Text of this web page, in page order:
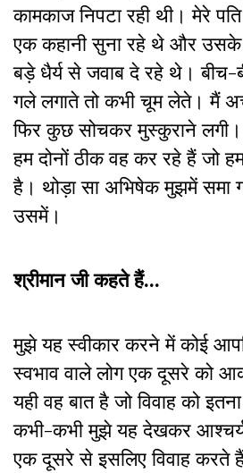
कामकाज निपटा रही थी। मेरे पति
एक कहानी सुना रहे थे और उसके
बड़े धैर्य से जवाब दे रहे थे।
गले लगाते तो कभी चूम लेते। मैं
फिर कुछ सोचकर मुस्कुराने लगी।
हम दोनों ठीक वह कर रहे हैं जो
है। थोड़ा सा अभिषेक मुझमें समा
उसमें।
श्रीमान जी कहते हैं…
मुझे यह स्वीकार करने में कोई
स्वभाव वाले लोग एक दूसरे को
यही वह बात है जो विवाह को
कभी-कभी मुझे यह देखकर आश्चर्य
एक दूसरे से इसलिए विवाह करते